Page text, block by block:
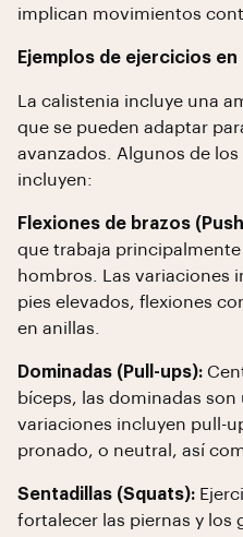
implican movimientos
Ejemplos de ejercicios en
La calistenia incluye una
que se pueden adaptar
avanzados. Algunos de
incluyen:
Flexiones de brazos
que trabaja
hombros. Las variaciones
pies elevados, flexiones
en anillas.
Dominadas (Pull-ups):
bíceps, las dominadas
variaciones incluyen pull-
pronado, o neutral, así
Sentadillas (Squats):
fortalecer las piernas y los